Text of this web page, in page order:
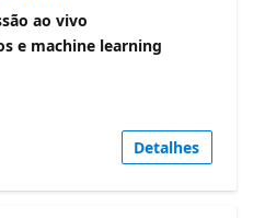
ao vivo
e machine learning
Detalhes